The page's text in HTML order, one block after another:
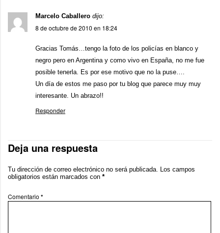
Marcelo Caballero dijo:
8 de octubre de 2010 en 18:24
Gracias Tomás…tengo la foto de los policías en blanco y
negro pero en Argentina y como vivo en España, no me fue
posible tenerla. Es por ese motivo que no la puse….
Un día de estos me paso por tu blog que parece muy muy
interesante. Un abrazo!!
Responder
Deja una respuesta
Tu dirección de correo electrónico no será publicada. Los campos
obligatorios están marcados con *
Comentario *